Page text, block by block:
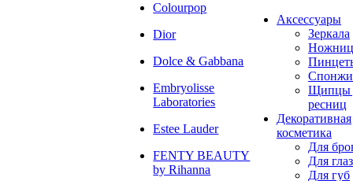
Colourpop
Dior
Dolce & Gabbana
Embryolisse
Laboratories
Estee Lauder
FENTY BEAUTY
by Rihanna
Аксессуары
Зеркала
Спонжи
Щипцы
ресниц
Декоративная
косметика
Для
Для глаз
Для губ